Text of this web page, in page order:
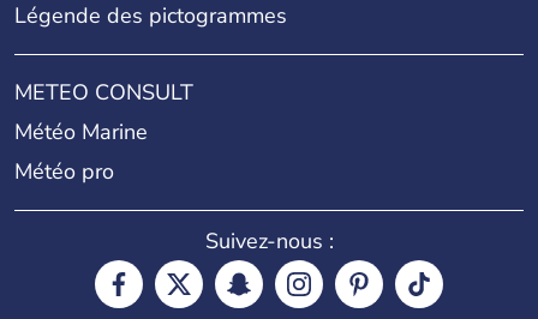
Légende des pictogrammes
METEO CONSULT
Météo Marine
Météo pro
Suivez-nous :